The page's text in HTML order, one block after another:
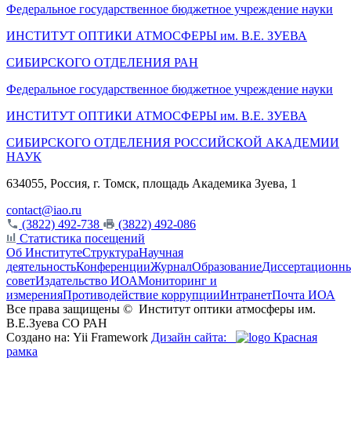
Федеральное государственное бюджетное учреждение науки
ИНСТИТУТ ОПТИКИ АТМОСФЕРЫ им. В.Е. ЗУЕВА
СИБИРСКОГО ОТДЕЛЕНИЯ РАН
Федеральное государственное бюджетное учреждение науки
ИНСТИТУТ ОПТИКИ АТМОСФЕРЫ им. В.Е. ЗУЕВА
СИБИРСКОГО ОТДЕЛЕНИЯ РОССИЙСКОЙ АКАДЕМИИ
НАУК
634055, Россия, г. Томск, площадь Академика Зуева, 1
contact@iao.ru
(3822) 492-738
(3822) 492-086
Статистика посещений
Об ИнститутеСтруктураНаучная
деятельностьКонференцииЖурналОбразование
советИздательство ИОАМониторинг и
измеренияПротиводействие коррупцииИнтранетПочта ИОА
Все права защищены © Институт оптики атмосферы им.
В.Е.Зуева СО РАН
Создано на: Yii Framework Дизайн сайта:
Красная
рамка